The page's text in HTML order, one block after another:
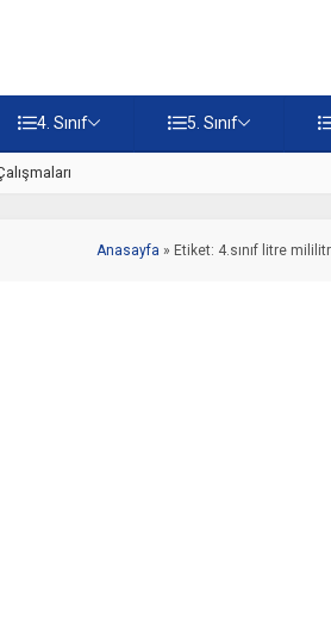
4. Sınıf 5. Sınıf
Anasayfa » Etiket: 4.sınıf litre